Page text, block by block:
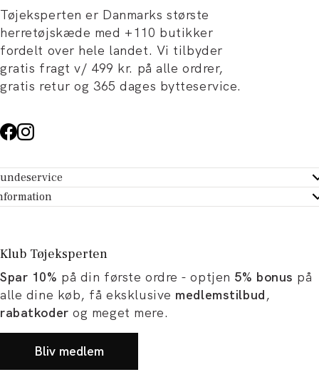
Tøjeksperten er Danmarks største
herretøjskæde med +110 butikker
fordelt over hele landet. Vi tilbyder
gratis fragt v/ 499 kr. på alle ordrer,
gratis retur og 365 dages bytteservice.
- Hjælpecenter
dit køb
Tøjeksperten
og artikler
og karriere
Klub Tøjeksperten
Spar 10% på din første ordre - optjen 5% bonus på
alle dine køb, få eksklusive medlemstilbud,
rabatkoder og meget mere.
Bliv medlem